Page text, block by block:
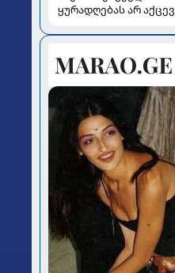
ყურადღებას არ